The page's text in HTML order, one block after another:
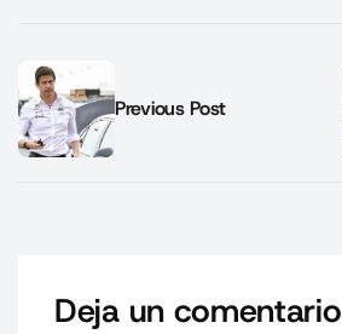
Previous Post
Deja un comentario